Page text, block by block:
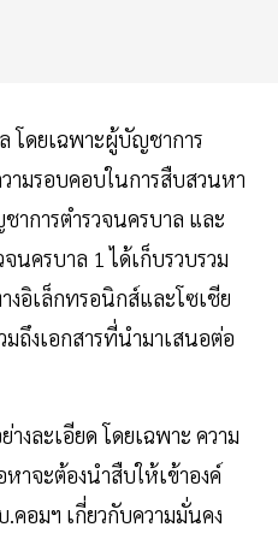
โดยเฉพาะผู้บัญชาการ
ามรอบคอบในการสืบสวนหา
าการตำรวจนครบาล และ
นครบาล 1 ได้เก็บรวบรวม
อิเล็กทรอนิกส์และโซเชีย
มถึงเอกสารที่นำมาเสนอต่อ
งละเอียด โดยเฉพาะ ความ
าจะต้องนำสืบให้เข้าองค์
คอมฯ เกี่ยวกับความมั่นคง